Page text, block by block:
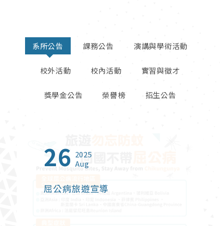
系所公告 課務公告 演講與學術活動
校外活動 校內活動 實習與徵才
獎學金公告 榮譽榜 招生公告
26 2025
Aug
屈公病旅遊宣導
23 2025
Oct
2025年北富銀與東海大學建教
01 2026
Jun
【創新創業實戰課程】熱烈報名
13 2026
Jul
2026年度台灣觀光獎學金
27 2026
Apr
鬱過天晴-打破憂鬱症迷思
06 2026
May
財政部關務署臺中關 115 年暑期
09 2026
Feb
114學年度高毓靈先生紀念獎學
16 2025
Sep
【榮譽榜】恭賀本系碩士班林珊
23 2024
Jan
東海大學管理學院2024 Open